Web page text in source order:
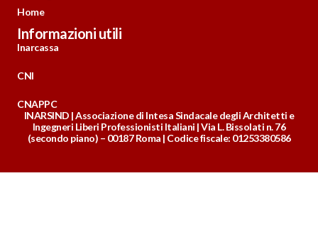
Home
Informazioni utili
Inarcassa
CNI
CNAPPC
INARSIND | Associazione di Intesa Sindacale degli Architetti e
Ingegneri Liberi Professionisti Italiani | Via L. Bissolati n. 76
(secondo piano) – 00187 Roma | Codice fiscale: 01253380586